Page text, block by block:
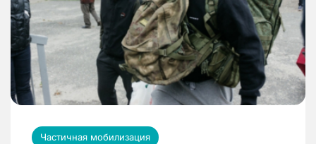
Частичная мобилизация